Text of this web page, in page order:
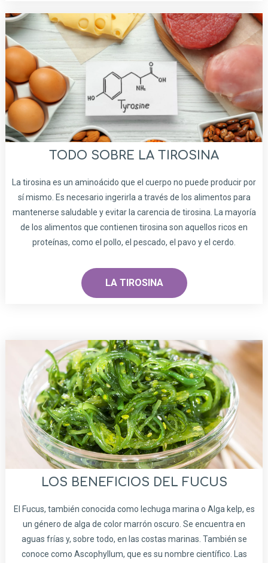
TODO SOBRE LA TIROSINA
La tirosina es un aminoácido que el cuerpo no puede producir por
sí mismo. Es necesario ingerirla a través de los alimentos para
mantenerse saludable y evitar la carencia de tirosina. La mayoría
de los alimentos que contienen tirosina son aquellos ricos en
proteínas, como el pollo, el pescado, el pavo y el cerdo.
LA TIROSINA
LOS BENEFICIOS DEL FUCUS
El Fucus, también conocida como lechuga marina o Alga kelp, es
un género de alga de color marrón oscuro. Se encuentra en
aguas frías y, sobre todo, en las costas marinas. También se
conoce como Ascophyllum, que es su nombre científico. Las